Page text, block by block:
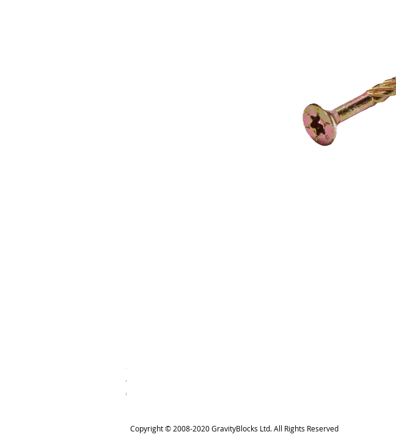
Bolt Hanger - אוזן עיגון לבולט
מחיר
Copyright © 2008-2020 GravityBlocks Ltd. All Rights Reserved